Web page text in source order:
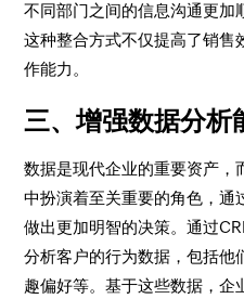
不同部门之间的信息沟通更加
这种整合方式不仅提高了销售
作能力。
三、增强数据分析
数据是现代企业的重要资产，
中扮演着至关重要的角色，通
做出更加明智的决策。通过
分析客户的行为数据，包括他
趣偏好等。基于这些数据，企